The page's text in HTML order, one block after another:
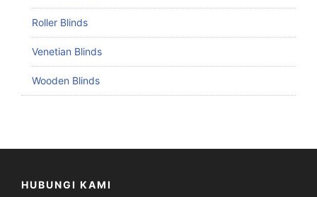
Roller Blinds
Venetian Blinds
Wooden Blinds
HUBUNGI KAMI